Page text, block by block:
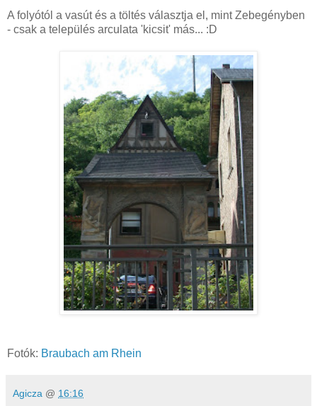
A folyótól a vasút és a töltés választja el, mint Zebegényben
- csak a település arculata 'kicsit' más... :D
Fotók: Braubach am Rhein
Agicza @ 16:16